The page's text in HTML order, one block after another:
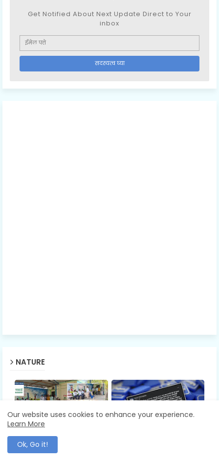
Get Notified About Next Update Direct to Your
inbox
NATURE
ADMINISTRATION
NABARD Digital Camp |
Our website uses cookies to enhance your experience.
Learn More
Ok, Go it!